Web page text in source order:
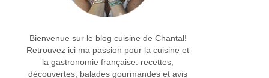
Bienvenue sur le blog cuisine de Chantal!
Retrouvez ici ma passion pour la cuisine et
la gastronomie française: recettes,
découvertes, balades gourmandes et avis